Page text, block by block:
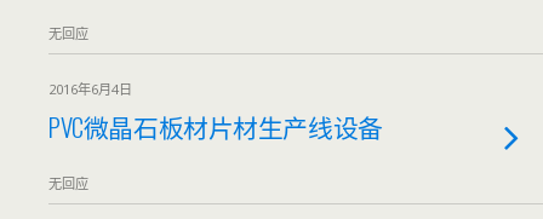
无回应
2016年6月4日
PVC微晶石板材片材生产线设备
无回应